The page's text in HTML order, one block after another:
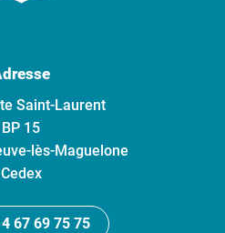
Saint-Laurent
BP 15
lès-Maguelone
Cedex
67 69 75 75